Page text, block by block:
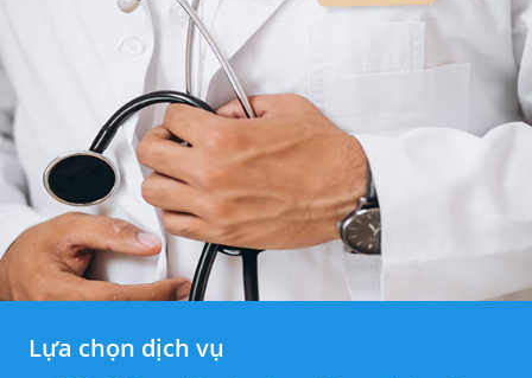
Lựa chọn dịch vụ